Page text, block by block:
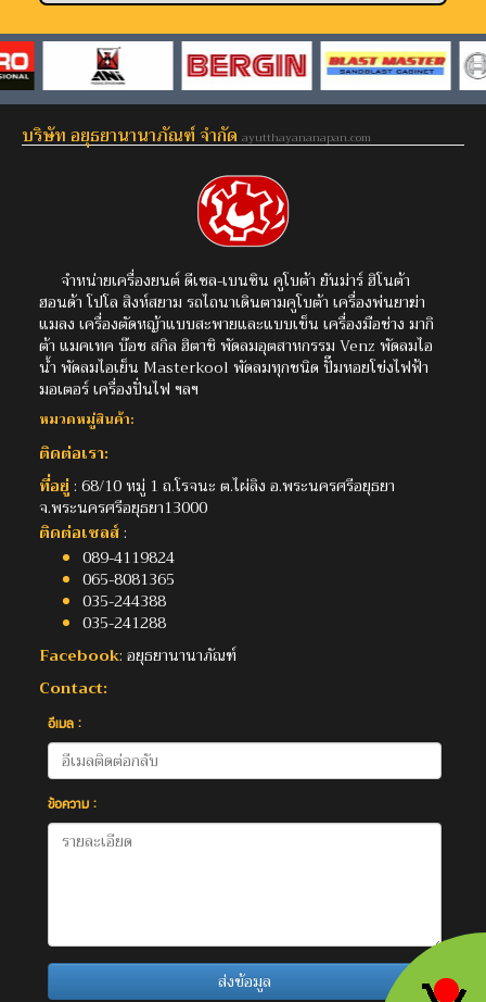
บริษัท อยุธยานานาภัณฑ์ จำกัด ayutthayananapan.com
จำหน่ายเครื่องยนต์ ดีเซล-เบนซิน คูโบต้า ยันม่าร์ ฮิโนต้า
ฮอนด้า โปโล สิงห์สยาม รถไถนาเดินตามคูโบต้า เครื่องพ่นยาฆ่า
แมลง เครื่องตัดหญ้าแบบสะพายและแบบเข็น เครื่องมือช่าง มากิ
ต้า แมคเทค บ๊อช สกิล ฮิตาชิ พัดลมอุตสาหกรรม Venz พัดลมไอ
น้ำ พัดลมไอเย็น Masterkool พัดลมทุกชนิด ปั๊มหอยโข่งไฟฟ้า
มอเตอร์ เครื่องปั่นไฟ ฯลฯ
หมวดหมู่สินค้า:
ติดต่อเรา:
ที่อยู่: 68/10 หมู่ 1 ถ.โรจนะ ต.ไผ่ลิง อ.พระนครศรีอยุธยา
จ.พระนครศรีอยุธยา13000
ติดต่อเซลส์:
089-4119824
065-8081365
035-244388
035-241288
Facebook: อยุธยานานาภัณฑ์
Contact:
อีเมล :
ข้อความ :
ส่งข้อมูล